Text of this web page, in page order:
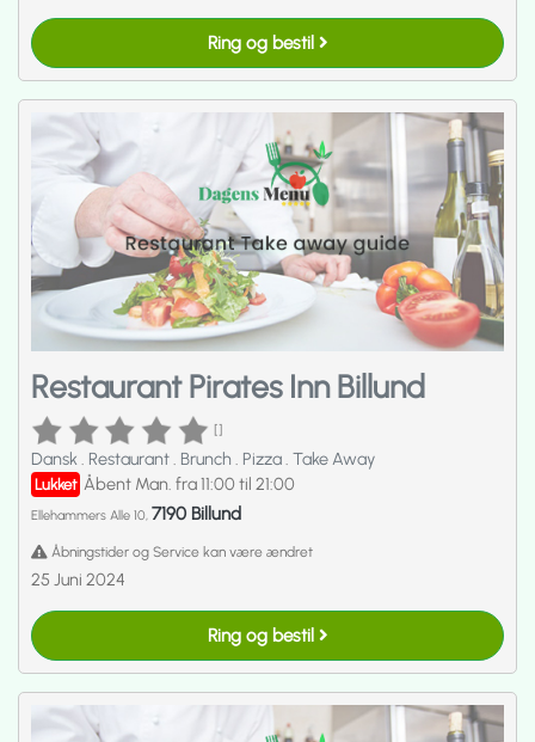
Ring og bestil
Restaurant Pirates Inn Billund
[]
Dansk. Restaurant. Brunch . Pizza. Take Away
Lukket Åbent Man. fra 11:00 til 21:00
Ellehammers Alle 10, 7190 Billund
Åbningstider og Service kan være ændret
25 Juni 2024
Ring og bestil